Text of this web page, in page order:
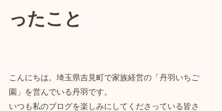
ったこと
こんにちは。埼玉県吉見町で家族経営の「丹羽いちご
園」を営んでいる丹羽です。
いつも私のブログを楽しみにしてくださっている皆さ